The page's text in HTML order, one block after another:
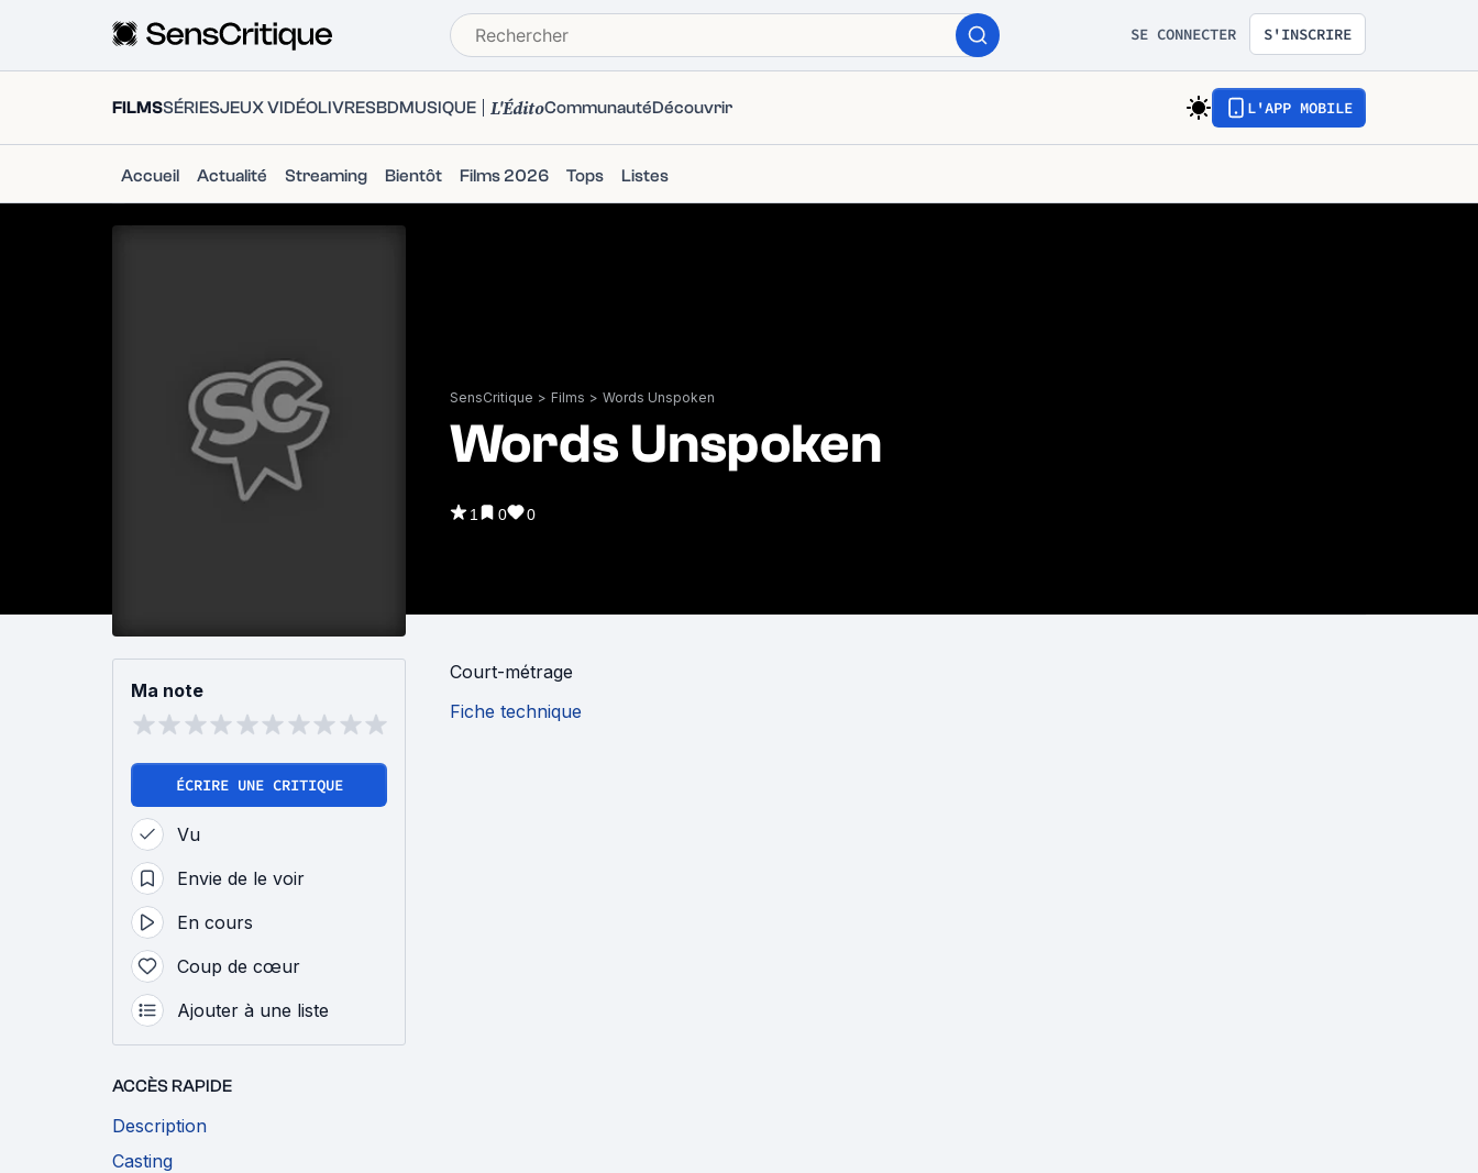
SE CONNECTER S'INSCRIRE
FILMSSÉRIESJEUX VIDÉOLIVRESBDMUSIQUE L'ÉditoCommunautéDécouvrir L'APP MOBILE
Accueil Actualité Streaming Bientôt Films 2026 Tops Listes
SensCritique > Films > Words Unspoken
Words Unspoken
1 0 0
Ma note
ÉCRIRE UNE CRITIQUE
Vu
Envie de le voir
En cours
Coup de cœur
Ajouter à une liste
ACCÈS RAPIDE
Description
Casting
Court-métrage
Fiche technique